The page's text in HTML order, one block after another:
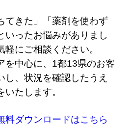
てきた」「薬剤を使わず
いったお悩みがありまし
にご相談ください。
を中心に、1都13県のお客
し、状況を確認したうえ
たします。
料ダウンロードはこちら